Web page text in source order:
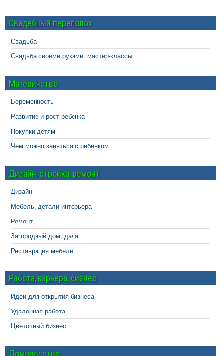
Свадебный переполох
Свадьба
Свадьба своими руками: мастер-классы
Материнство
Беременность
Развитие и рост ребенка
Покупки детям
Чем можно заняться с ребенком
Дизайн, стройка, ремонт
Дизайн
Мебель, детали интерьера
Ремонт
Загородный дом, дача
Реставрация мебели
Работа, карьера, бизнес
Идеи для открытия бизнеса
Удаленная работа
Цветочный бизнес
Домоводство